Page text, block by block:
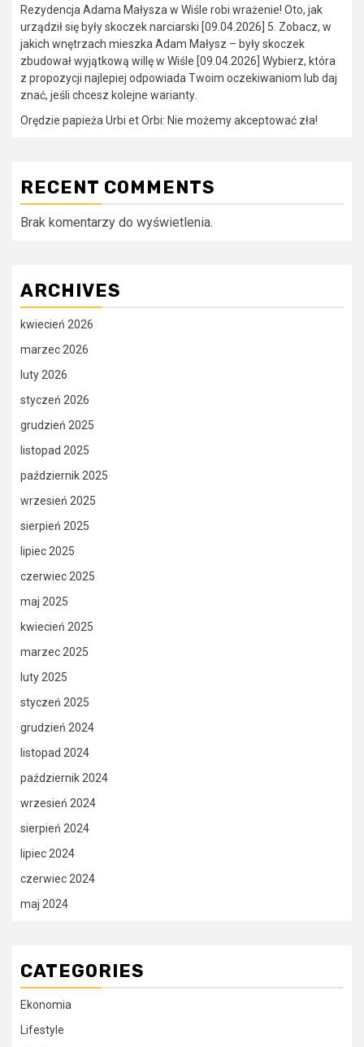
Rezydencja Adama Małysza w Wiśle robi wrażenie! Oto, jak
urządził się były skoczek narciarski [09.04.2026] 5. Zobacz, w
jakich wnętrzach mieszka Adam Małysz – były skoczek
zbudował wyjątkową willę w Wiśle [09.04.2026] Wybierz, która
z propozycji najlepiej odpowiada Twoim oczekiwaniom lub daj
znać, jeśli chcesz kolejne warianty.
Orędzie papieża Urbi et Orbi: Nie możemy akceptować zła!
RECENT COMMENTS
Brak komentarzy do wyświetlenia.
ARCHIVES
kwiecień 2026
marzec 2026
luty 2026
styczeń 2026
grudzień 2025
listopad 2025
październik 2025
wrzesień 2025
sierpień 2025
lipiec 2025
czerwiec 2025
maj 2025
kwiecień 2025
marzec 2025
luty 2025
styczeń 2025
grudzień 2024
listopad 2024
październik 2024
wrzesień 2024
sierpień 2024
lipiec 2024
czerwiec 2024
maj 2024
CATEGORIES
Ekonomia
Lifestyle